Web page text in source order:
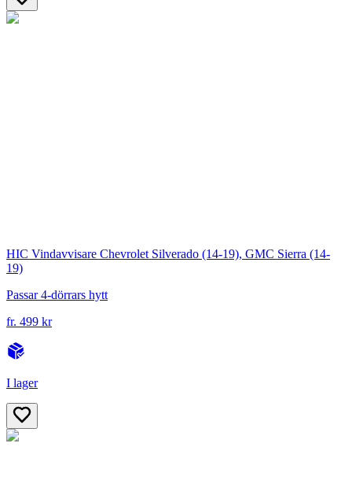
HIC Vindavvisare Chevrolet Silverado (14-19), GMC Sierra (14-
19)
Passar 4-dörrars hytt
fr. 499 kr
I lager